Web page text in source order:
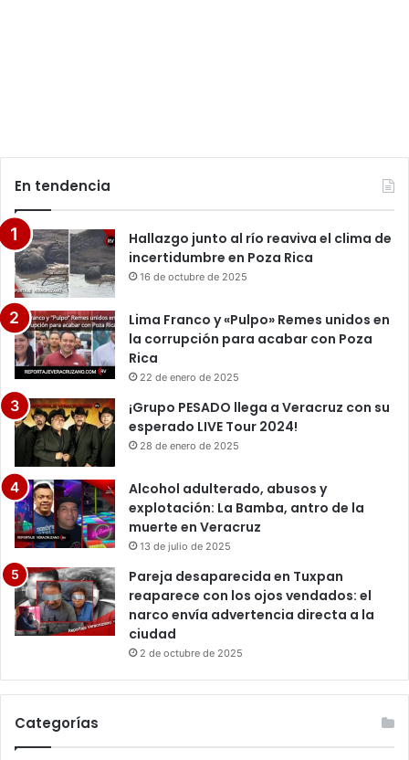
En tendencia
Hallazgo junto al río reaviva el clima de
incertidumbre en Poza Rica
16 de octubre de 2025
Lima Franco y «Pulpo» Remes unidos en
la corrupción para acabar con Poza
Rica
22 de enero de 2025
¡Grupo PESADO llega a Veracruz con su
esperado LIVE Tour 2024!
28 de enero de 2025
Alcohol adulterado, abusos y
explotación: La Bamba, antro de la
muerte en Veracruz
13 de julio de 2025
Pareja desaparecida en Tuxpan
reaparece con los ojos vendados: el
narco envía advertencia directa a la
ciudad
2 de octubre de 2025
Categorías